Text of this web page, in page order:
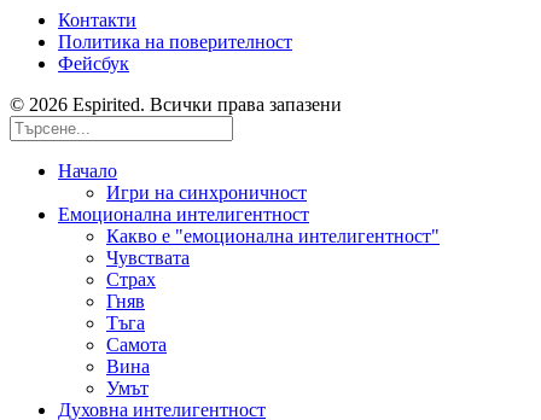
Контакти
Политика на поверителност
Фейсбук
© 2026 Espirited. Всички права запазени
Начало
Игри на синхроничност
Емоционална интелигентност
Какво е "емоционална интелигентност"
Чувствата
Страх
Гняв
Тъга
Самота
Вина
Умът
Духовна интелигентност